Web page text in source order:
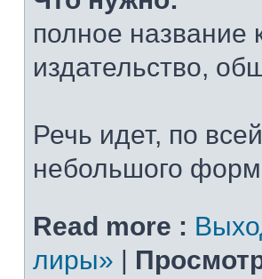
полное название
издательство,
Речь идет, по
небольшого
Read more :
лиры» |